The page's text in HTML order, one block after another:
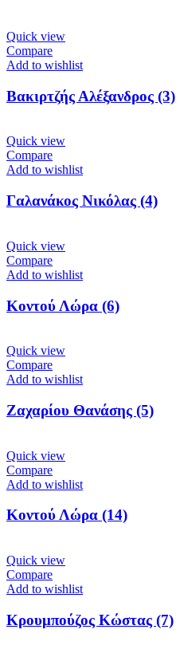
Quick view
Compare
Add to wishlist
Βακιρτζής Αλέξανδρος (3)
Quick view
Compare
Add to wishlist
Γαλανάκος Νικόλας (4)
Quick view
Compare
Add to wishlist
Κοντού Λώρα (6)
Quick view
Compare
Add to wishlist
Ζαχαρίου Θανάσης (5)
Quick view
Compare
Add to wishlist
Κοντού Λώρα (14)
Quick view
Compare
Add to wishlist
Κρουμπούζος Κώστας (7)